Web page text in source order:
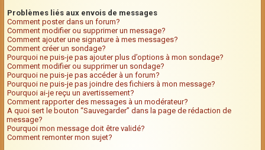
Problèmes liés aux envois de messages
Comment poster dans un forum?
Comment modifier ou supprimer un message?
Comment ajouter une signature à mes messages?
Comment créer un sondage?
Pourquoi ne puis-je pas ajouter plus d’options à mon sondage?
Comment modifier ou supprimer un sondage?
Pourquoi ne puis-je pas accéder à un forum?
Pourquoi ne puis-je pas joindre des fichiers à mon message?
Pourquoi ai-je reçu un avertissement?
Comment rapporter des messages à un modérateur?
A quoi sert le bouton “Sauvegarder” dans la page de rédaction de
message?
Pourquoi mon message doit être validé?
Comment remonter mon sujet?